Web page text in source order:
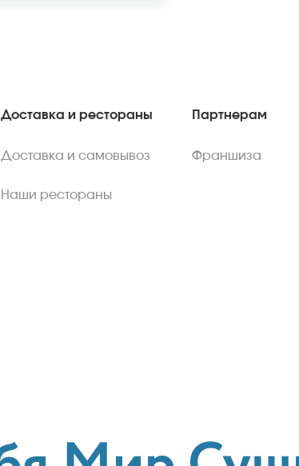
Доставка и рестораны
Доставка и самовывоз
Наши рестораны
Партнерам
Франшиза